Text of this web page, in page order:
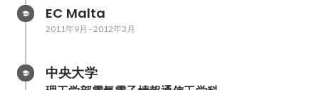
EC Malta
2011年9月 -2012年3月
中央大学